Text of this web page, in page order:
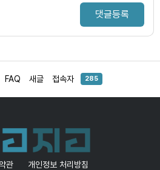
댓글등록
FAQ 새글 접속자 285
관 개인정보 처리방침